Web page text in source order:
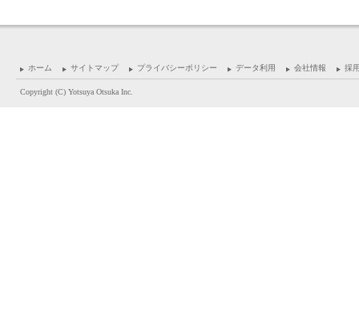
ホーム サイトマップ プライバシーポリシー データ利用 会社情報 採
Copyright (C) Yotsuya Otsuka Inc.